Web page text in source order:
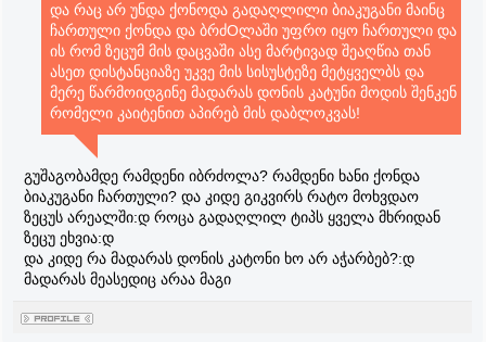
და რაც არ უნდა ქონოდა გადაღლილი ბიაკუგანი მაინც
ჩართული ქონდა და ბრძOლაში უფრო იყო ჩართული და
ის რომ ზეცუმ მის დაცვაში ასე მარტივად შეაღწია თან
ასეთ დისტანციაზე უკვე მის სისუსტეზე მეტყველბს და
მერე წარმოიდგინე მადარას დონის კატუნი მოდის შენკენ
რომელი კაიტენით აპირებ მის დაბლოკვას!
გუშაგობამდე რამდენი იბრძოლა? რამდენი ხანი ქონდა
ბიაკუგანი ჩართული? და კიდე გიკვირს რატო მოხვდაო
ზეცუს არეალში:დ როცა გადაღლილ ტიპს ყველა მხრიდან
ზეცუ ეხვია:დ
და კიდე რა მადარას დონის კატონი ხო არ აჭარბებ?:დ
მადარას მეასედიც არაა მაგი